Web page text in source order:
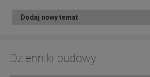
Dodaj nowy temat
Dzienniki budowy